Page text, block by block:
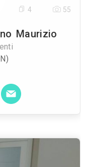
Maurizio
4 55